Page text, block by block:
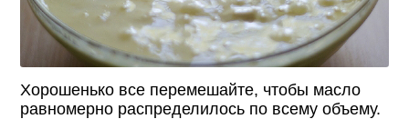
Хорошенько все перемешайте, чтобы масло
равномерно распределилось по всему объему.